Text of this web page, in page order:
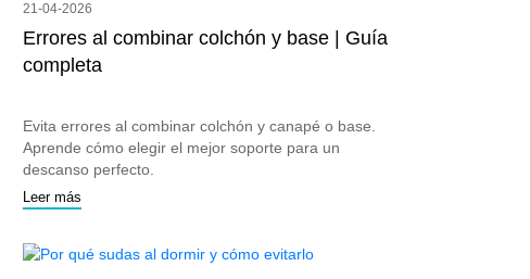
21-04-2026
Errores al combinar colchón y base | Guía
completa
Evita errores al combinar colchón y canapé o base.
Aprende cómo elegir el mejor soporte para un
descanso perfecto.
Leer más